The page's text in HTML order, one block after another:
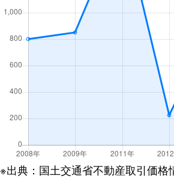
※出典：国土交通省不動産取引価格